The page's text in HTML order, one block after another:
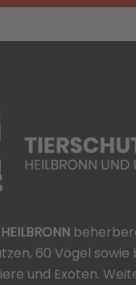
60 Vögel sowie
und Exoten.